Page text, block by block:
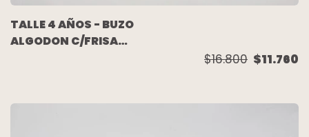
TALLE 4 AÑOS - BUZO
ALGODON C/FRISA
$16.800 $11.760